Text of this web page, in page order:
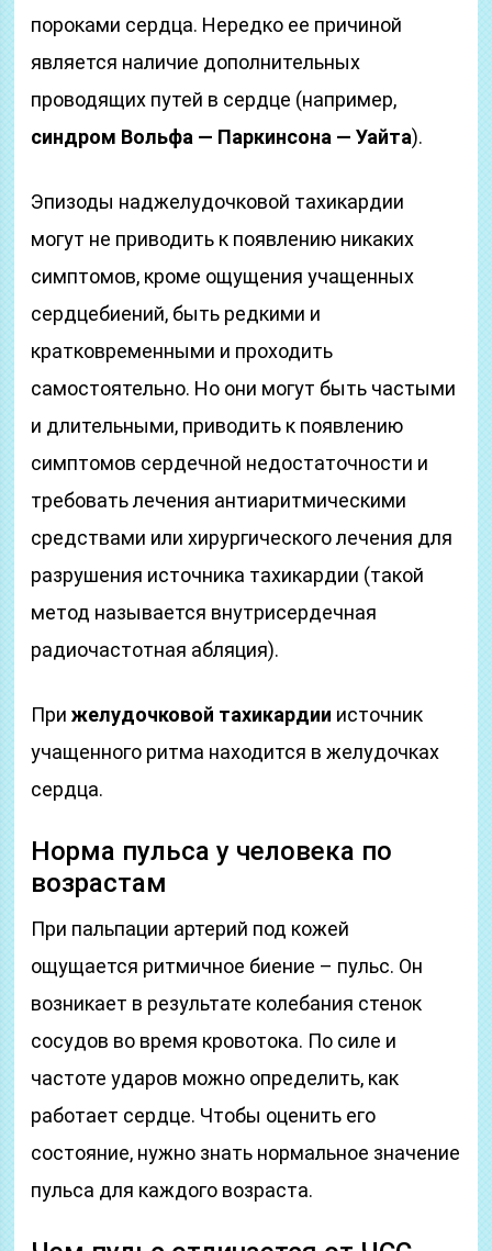
пороками сердца. Нередко ее причиной
является наличие дополнительных
проводящих путей в сердце (например,
синдром Вольфа — Паркинсона — Уайта).
Эпизоды наджелудочковой тахикардии
могут не приводить к появлению никаких
симптомов, кроме ощущения учащенных
сердцебиений, быть редкими и
кратковременными и проходить
самостоятельно. Но они могут быть частыми
и длительными, приводить к появлению
симптомов сердечной недостаточности и
требовать лечения антиаритмическими
средствами или хирургического лечения для
разрушения источника тахикардии (такой
метод называется внутрисердечная
радиочастотная абляция).
Прижелудочковой тахикардии источник
учащенного ритма находится в желудочках
сердца.
Норма пульса у человека по
возрастам
При пальпации артерий под кожей
ощущается ритмичное биение – пульс. Он
возникает в результате колебания стенок
сосудов во время кровотока. По силе и
частоте ударов можно определить, как
работает сердце. Чтобы оценить его
состояние, нужно знать нормальное значение
пульса для каждого возраста.